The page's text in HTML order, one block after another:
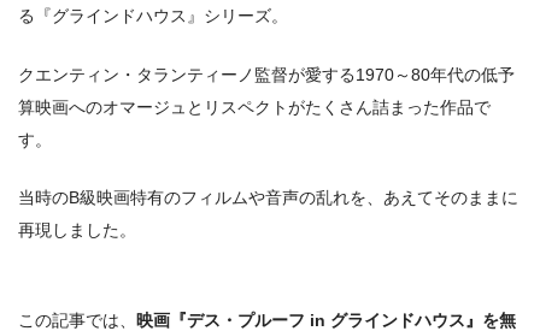
る『グラインドハウス』シリーズ。
クエンティン・タランティーノ監督が愛する1970～80年代の低予
算映画へのオマージュとリスペクトがたくさん詰まった作品で
す。
当時のB級映画特有のフィルムや音声の乱れを、あえてそのままに
再現しました。
この記事では、 映画『デス・プルーフ in グラインドハウス』を無